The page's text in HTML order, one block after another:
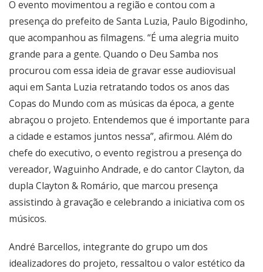
O evento movimentou a região e contou com a
presença do prefeito de Santa Luzia, Paulo Bigodinho,
que acompanhou as filmagens. “É uma alegria muito
grande para a gente. Quando o Deu Samba nos
procurou com essa ideia de gravar esse audiovisual
aqui em Santa Luzia retratando todos os anos das
Copas do Mundo com as músicas da época, a gente
abraçou o projeto. Entendemos que é importante para
a cidade e estamos juntos nessa”, afirmou. Além do
chefe do executivo, o evento registrou a presença do
vereador, Waguinho Andrade, e do cantor Clayton, da
dupla Clayton & Romário, que marcou presença
assistindo à gravação e celebrando a iniciativa com os
músicos.
André Barcellos, integrante do grupo um dos
idealizadores do projeto, ressaltou o valor estético da